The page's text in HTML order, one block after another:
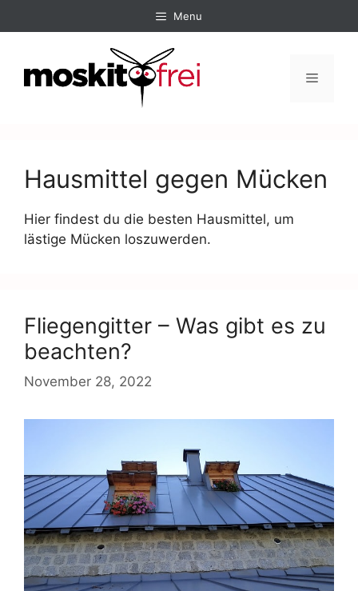
Menu
Hausmittel gegen Mücken
Hier findest du die besten Hausmittel, um
lästige Mücken loszuwerden.
Fliegengitter – Was gibt es zu
beachten?
November 28, 2022